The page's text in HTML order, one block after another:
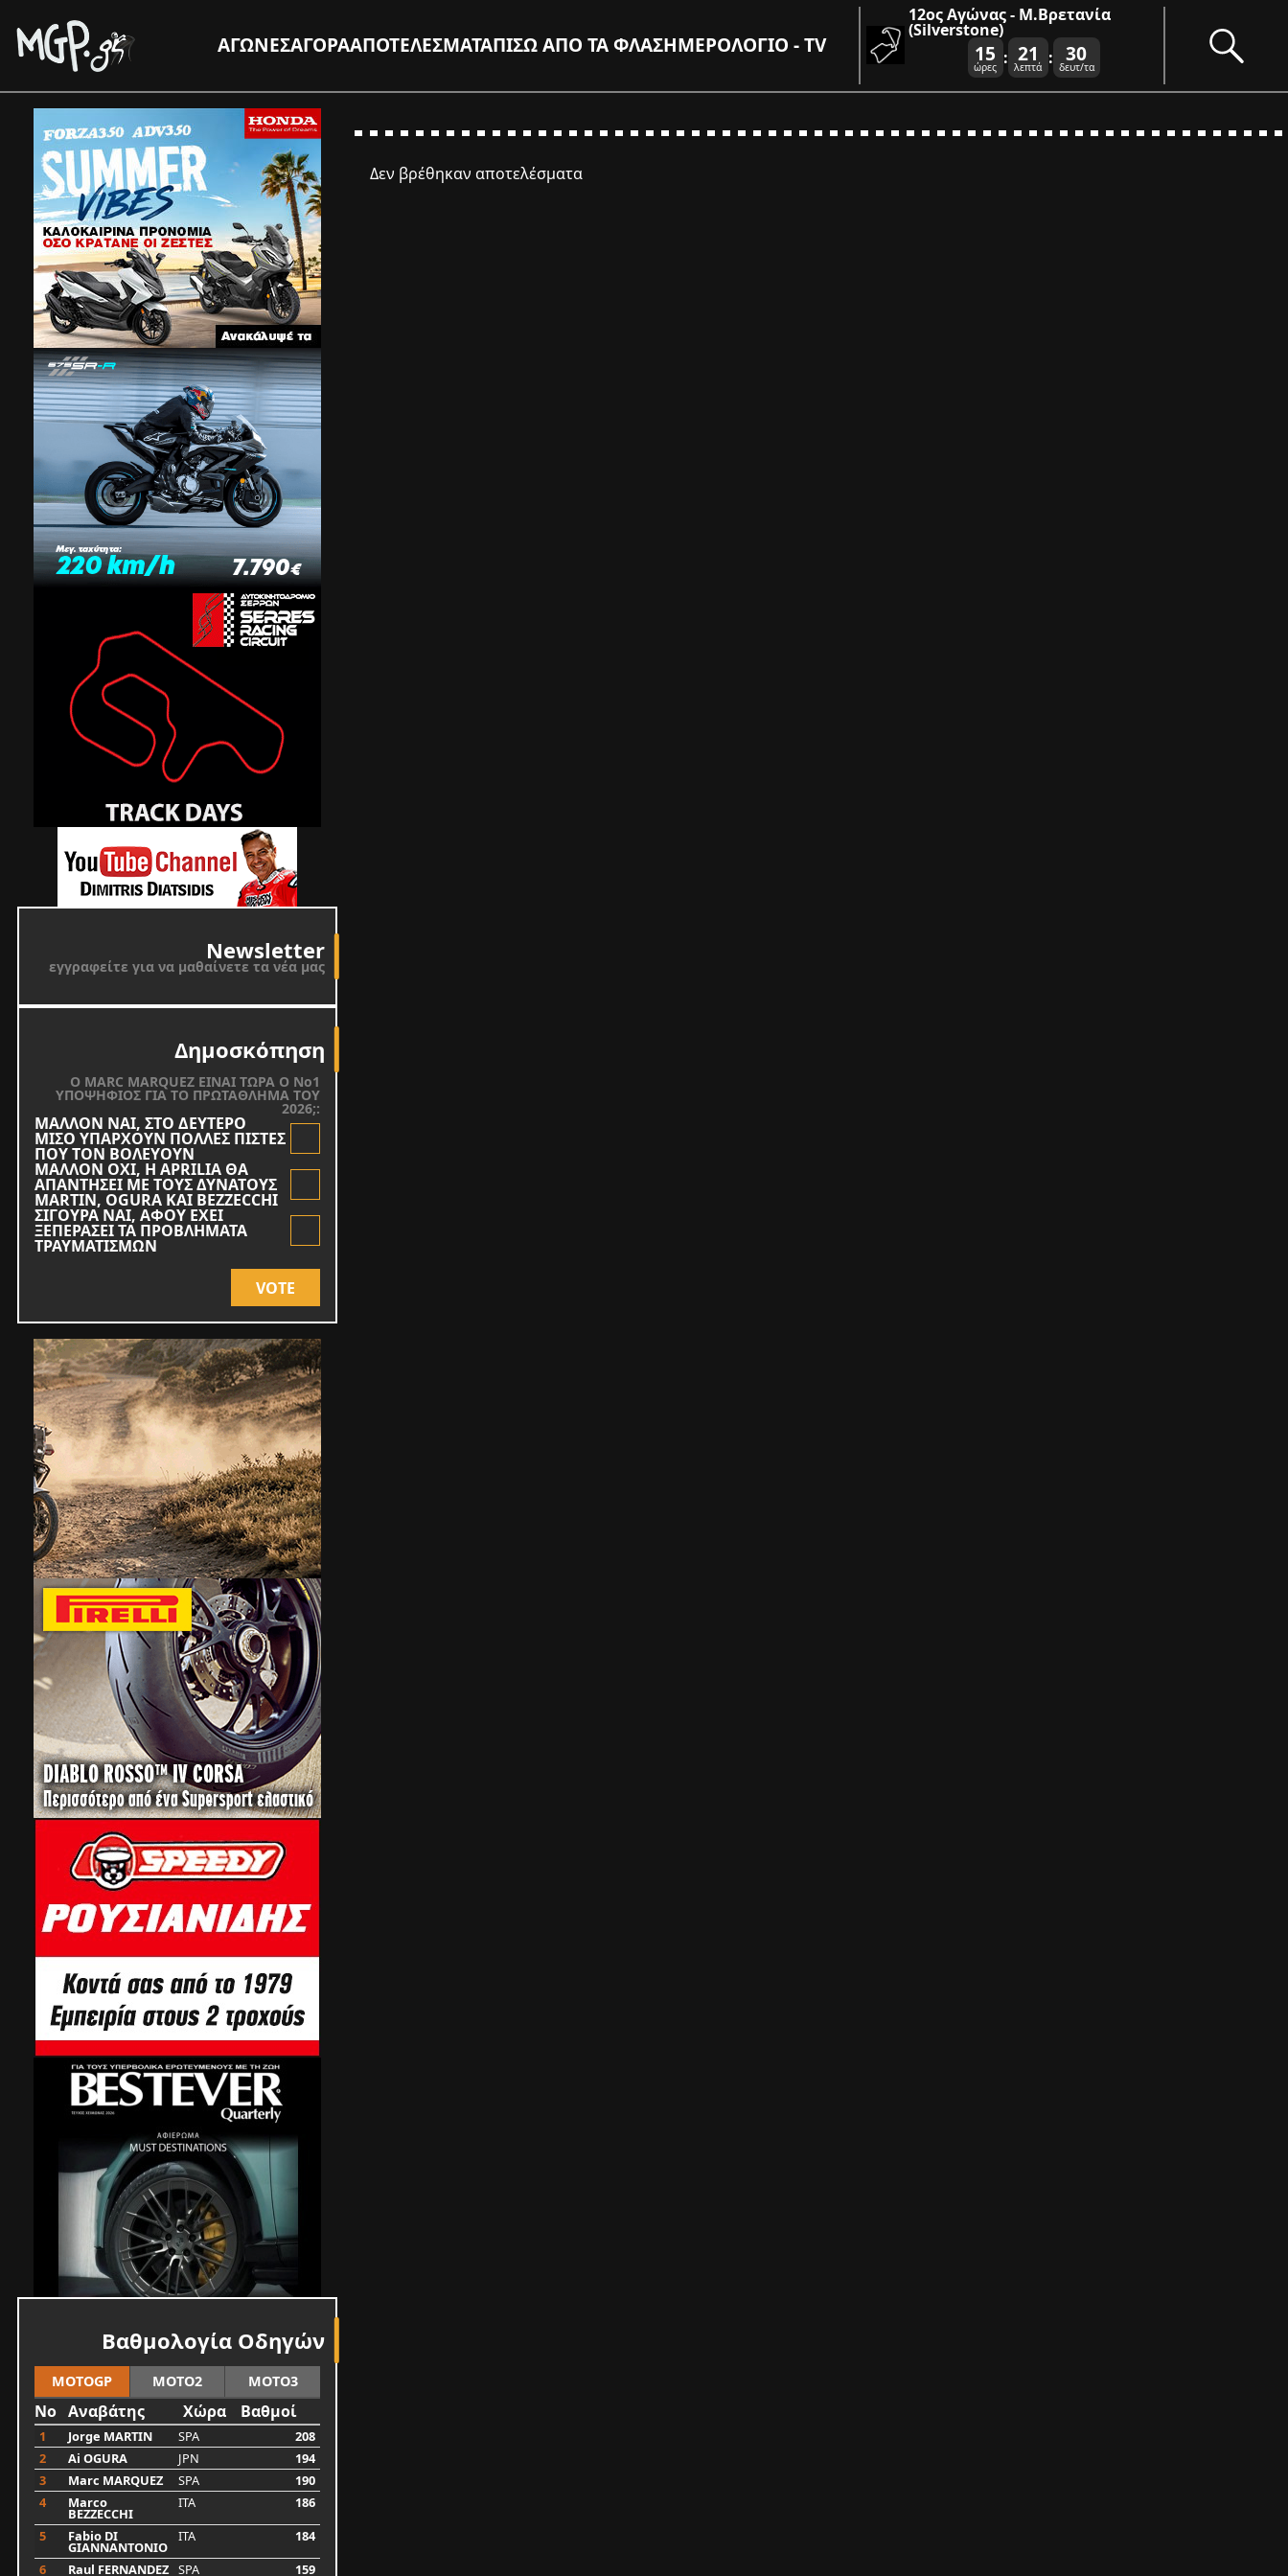
ΑΓΩΝΕΣΑΓΟΡΑΑΠΟΤΕΛΕΣΜΑΤΑΠΙΣΩ ΑΠΟ ΤΑ ΦΛΑΣΗΜΕΡΟΛΟΓΙΟ - TV
12ος Αγώνας - Μ.Βρετανία
(Silverstone)
15
ώρες : 21
λεπτά : 29
δευτ/τα
Newsletter
εγγραφείτε για να μαθαίνετε τα νέα μας
Δημοσκόπηση
O MARC MARQUEZ ΕΙΝΑΙ ΤΩΡΑ Ο Νο1
ΥΠΟΨΗΦΙΟΣ ΓΙΑ ΤΟ ΠΡΩΤΑΘΛΗΜΑ ΤΟΥ
2026;:
ΜΑΛΛΟΝ ΝΑΙ, ΣΤΟ ΔΕΥΤΕΡΟ
ΜΙΣΟ ΥΠΑΡΧΟΥΝ ΠΟΛΛΕΣ ΠΙΣΤΕΣ
ΠΟΥ ΤΟΝ ΒΟΛΕΥΟΥΝ
ΜΑΛΛΟΝ ΟΧΙ, Η APRILIA ΘΑ
ΑΠΑΝΤΗΣΕΙ ΜΕ ΤΟΥΣ ΔΥΝΑΤΟΥΣ
MARTIN, OGURA KAI BEZZECCHI
ΣΙΓΟΥΡΑ ΝΑΙ, ΑΦΟΥ ΕΧΕΙ
ΞΕΠΕΡΑΣΕΙ ΤΑ ΠΡΟΒΛΗΜΑΤΑ
ΤΡΑΥΜΑΤΙΣΜΩΝ
VOTE
Δεν βρέθηκαν αποτελέσματα
Βαθμολογία Οδηγών
MOTOGP MOTO2 MOTO3
No Αναβάτης Χώρα Βαθμοί
1 Jorge MARTIN SPA
208
2
Ai OGURA JPN
194
3
Marc MARQUEZ SPA
190
4
Marco
BEZZECCHI
ITA
186
5
Fabio DI
GIANNANTONIO
ITA
184
6
Raul FERNANDEZ SPA 159